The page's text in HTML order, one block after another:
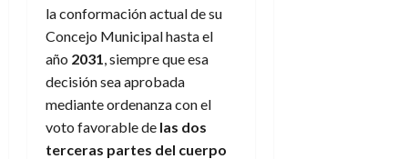
la conformación actual de su
Concejo Municipal hasta el
año 2031, siempre que esa
decisión sea aprobada
mediante ordenanza con el
voto favorable de las dos
terceras partes del cuerpo